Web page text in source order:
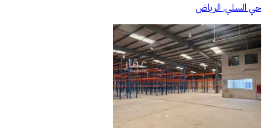
حي السلي, الرياض